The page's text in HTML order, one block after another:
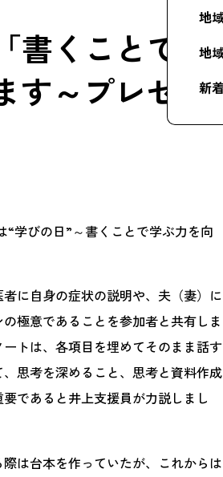
地
地
新
書くことで学
す～プレゼン
“学びの日”～書くことで学ぶ力を向
に自身の症状の説明や、夫（妻）に
極意であることを参加者と共有しま
トは、各項目を埋めてそのまま話す
思考を深めること、思考と資料作成
であると井上支援員が力説しまし
は台本を作っていたが、これからは